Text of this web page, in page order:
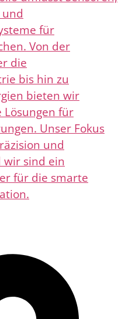
und
für
Von der
die
bis hin zu
bieten wir
Lösungen für
Unser Fokus
und
wir sind ein
für die smarte